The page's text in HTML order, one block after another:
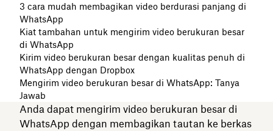
3 cara mudah membagikan video berdurasi panjang di
WhatsApp
Kiat tambahan untuk mengirim video berukuran besar
di WhatsApp
Kirim video berukuran besar dengan kualitas penuh di
WhatsApp dengan Dropbox
Mengirim video berukuran besar di WhatsApp: Tanya
Jawab
Anda dapat mengirim video berukuran besar di
WhatsApp dengan membagikan tautan ke berkas